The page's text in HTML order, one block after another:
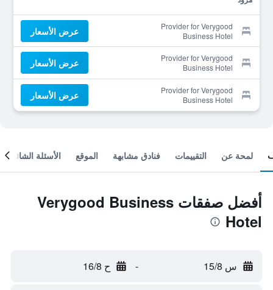
Provider for Verygood
Business Hotel
عرض الأسعار
Provider for Verygood
Business Hotel
عرض الأسعار
Provider for Verygood
Business Hotel
عرض الأسعار
لمحة عن التقييمات فنادق مشابهة الموقع الأسئلة الشائعة
أفضل صفقات Verygood Business
Hotel
س 15/8 - ح 16/8